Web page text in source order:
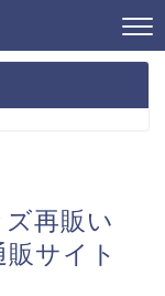
再販い
サイト